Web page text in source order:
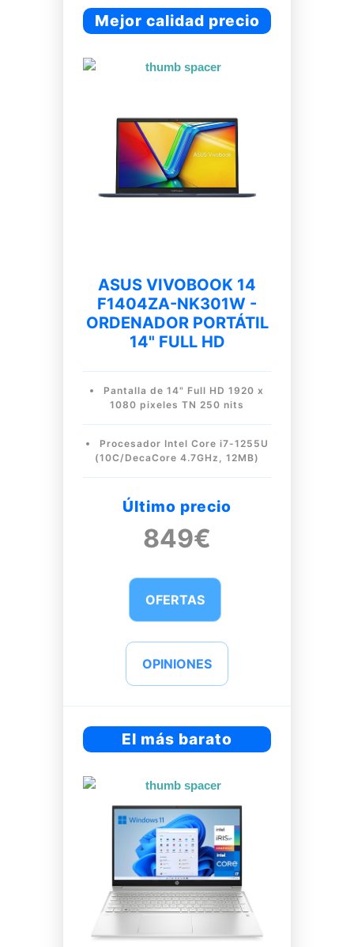
Mejor calidad precio
ASUS VIVOBOOK 14
F1404ZA-NK301W -
ORDENADOR PORTÁTIL
14" FULL HD
Pantalla de 14" Full HD 1920 x
1080 pixeles TN 250 nits
Procesador Intel Core i7-1255U
(10C/DecaCore 4.7GHz, 12MB)
Último precio
849€
OFERTAS
OPINIONES
El más barato